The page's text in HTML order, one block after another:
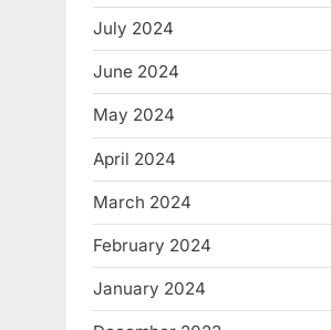
July 2024
June 2024
May 2024
April 2024
March 2024
February 2024
January 2024